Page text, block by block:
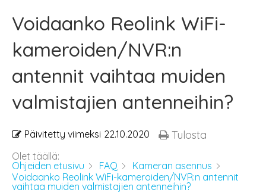
Voidaanko Reolink WiFi-
kameroiden/NVR:n
antennit vaihtaa muiden
valmistajien antenneihin?
Päivitetty viimeksi 22.10.2020 Tulosta
Olet täällä:
Ohjeiden etusivu
FAQ
Kameran asennus
Voidaanko Reolink WiFi-kameroiden/NVR:n antennit
vaihtaa muiden valmistajien antenneihin?